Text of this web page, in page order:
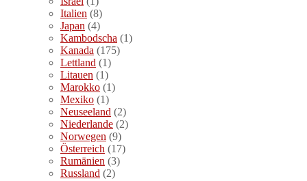
Italien (8)
Japan (4)
Kambodscha (1)
Kanada (175)
Lettland (1)
Litauen (1)
Marokko (1)
Mexiko (1)
Neuseeland (2)
Niederlande (2)
Norwegen (9)
Österreich (17)
Rumänien (3)
Russland (2)